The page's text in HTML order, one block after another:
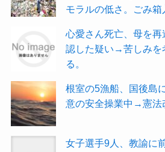
モラルの低さ。ごみ箱
心愛さん死亡、母を
認した疑い→苦しみを
る。
根室の5漁船、国後島
意の安全操業中→憲法
女子選手9人、教諭に